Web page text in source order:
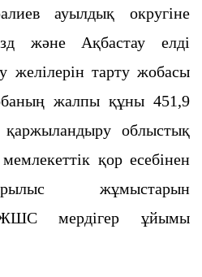
ауылдық округіне
және Ақбастау елді
желілерін тарту жобасы
жалпы құны 451,9
облыстық
қор есебінен
жұмыстарын
ЖШС мердігер ұйымы